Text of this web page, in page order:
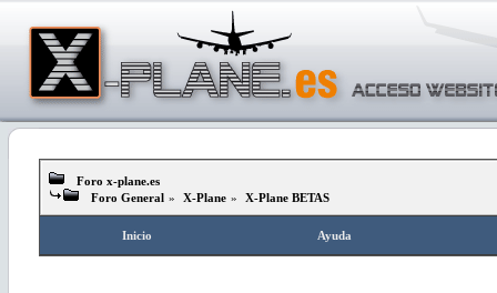
Foro x-plane.es
Foro General » X-Plane » X-Plane BETAS
Inicio Ayuda